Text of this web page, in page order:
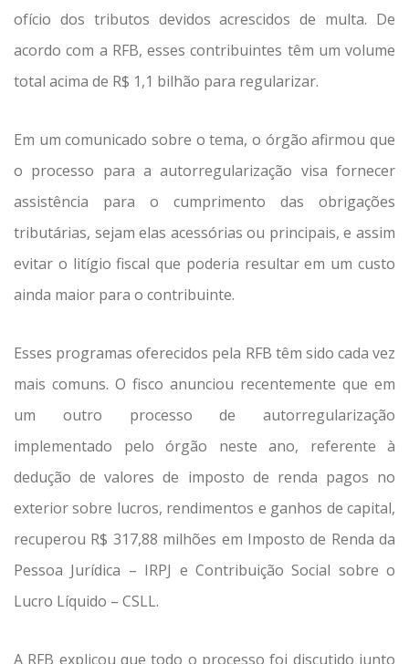
ofício dos tributos devidos acrescidos de multa. De
acordo com a RFB, esses contribuintes têm um volume
total acima de R$ 1,1 bilhão para regularizar.
Em um comunicado sobre o tema, o órgão afirmou que
o processo para a autorregularização visa fornecer
assistência para o cumprimento das obrigações
tributárias, sejam elas acessórias ou principais, e assim
evitar o litígio fiscal que poderia resultar em um custo
ainda maior para o contribuinte.
Esses programas oferecidos pela RFB têm sido cada vez
mais comuns. O fisco anunciou recentemente que em
um outro processo de autorregularização
implementado pelo órgão neste ano, referente à
dedução de valores de imposto de renda pagos no
exterior sobre lucros, rendimentos e ganhos de capital,
recuperou R$ 317,88 milhões em Imposto de Renda da
Pessoa Jurídica – IRPJ e Contribuição Social sobre o
Lucro Líquido – CSLL.
A RFB explicou que todo o processo foi discutido junto